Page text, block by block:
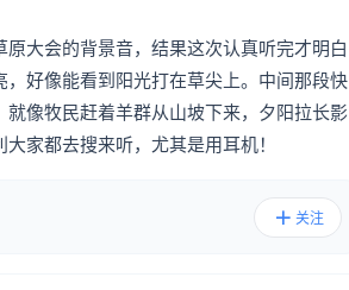
大会的背景音，结果这次认真听完才明白
好像能看到阳光打在草尖上。中间那段快
像牧民赶着羊群从山坡下来，夕阳拉长影
家都去搜来听，尤其是用耳机！
关注